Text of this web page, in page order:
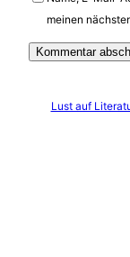
meinen
Lust auf